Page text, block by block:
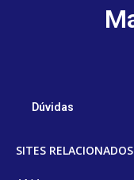
Dúvidas
SITES RELACIONADOS